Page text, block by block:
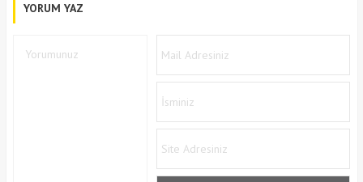
YORUM YAZ